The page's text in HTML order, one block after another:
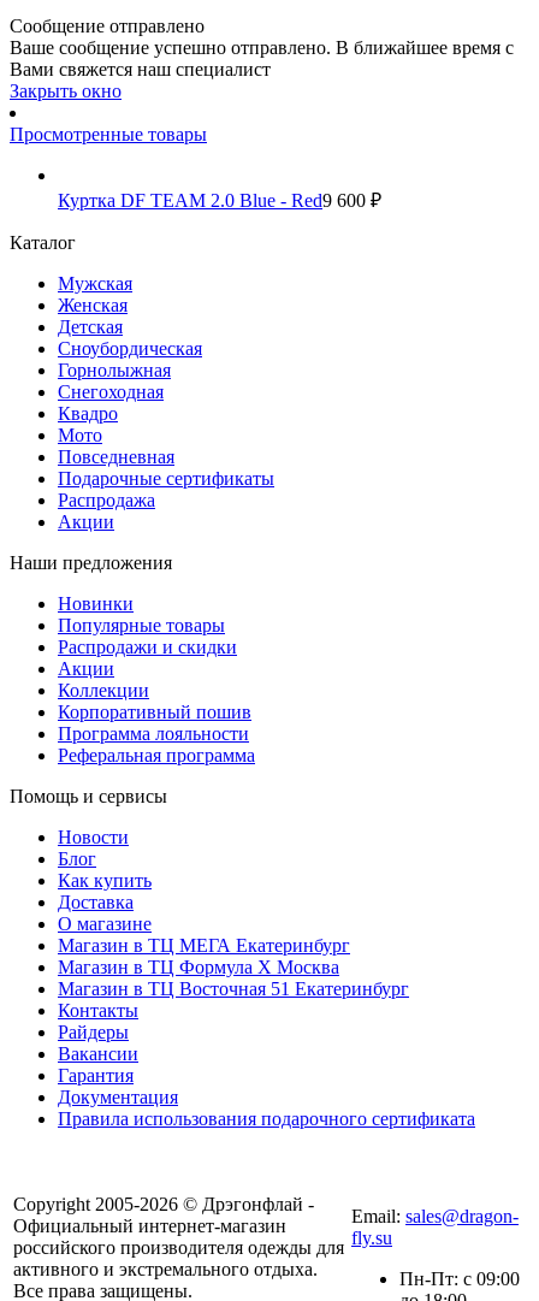
Сообщение отправлено
Ваше сообщение успешно отправлено. В ближайшее время с
Вами свяжется наш специалист
Закрыть окно
Просмотренные товары
Куртка DF TEAM 2.0 Blue - Red9 600 ₽
Каталог
Мужская
Женская
Детская
Сноубордическая
Горнолыжная
Снегоходная
Квадро
Мото
Повседневная
Подарочные сертификаты
Распродажа
Акции
Наши предложения
Новинки
Популярные товары
Распродажи и скидки
Акции
Коллекции
Корпоративный пошив
Программа лояльности
Реферальная программа
Помощь и сервисы
Новости
Блог
Как купить
Доставка
О магазине
Магазин в ТЦ МЕГА Екатеринбург
Магазин в ТЦ Формула X Москва
Магазин в ТЦ Восточная 51 Екатеринбург
Контакты
Райдеры
Вакансии
Гарантия
Документация
Правила использования подарочного сертификата
Copyright 2005-2026 © Дрэгонфлай -
Официальный интернет-магазин
российского производителя одежды для
активного и экстремального отдыха.
Все права защищены.
Email: sales@dragon-
fly.su
Пн-Пт: с 09:00